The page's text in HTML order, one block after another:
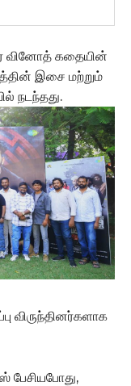
வினோத் கதையின்
இசை மற்றும்
நடந்தது.
விருந்தினர்களாக
பேசியபோது,